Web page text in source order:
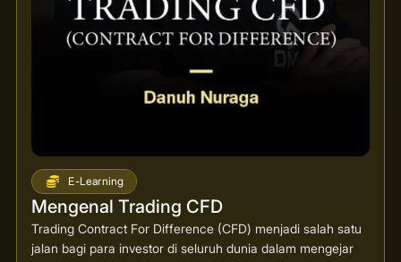
E-Learning
Mengenal Trading CFD
Trading Contract For Difference (CFD) menjadi salah satu
jalan bagi para investor di seluruh dunia dalam mengejar